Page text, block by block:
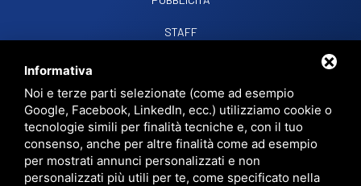
STAFF
RADIO SOUND SNCVIALE PAPA GIOVANNI XXIII, 39, 44021 CODIGORO FE
D.L. 34/2019 EROG. PUBBLICHE
PRIVACY•SITEMAP• QUESTO SITO È PROTETTO DA GOOGLE RECAPTCHA
V3,PRIVACY POLICYETERMS OF SERVICEDI GOOGLE.
Informativa
Noi e terze parti selezionate (come ad esempio
Google, Facebook, LinkedIn, ecc.) utilizziamo cookie o
tecnologie simili per finalità tecniche e, con il tuo
consenso, anche per altre finalità come ad esempio
per mostrati annunci personalizzati e non
personalizzati più utili per te, come specificato nella